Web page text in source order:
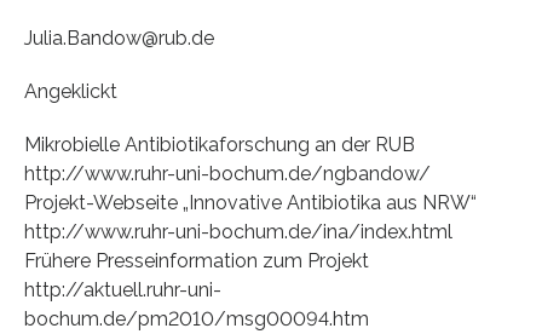
Julia.Bandow@rub.de
Angeklickt
Mikrobielle Antibiotikaforschung an der RUB
http://www.ruhr-uni-bochum.de/ngbandow/
Projekt-Webseite „Innovative Antibiotika aus NRW“
http://www.ruhr-uni-bochum.de/ina/index.html
Frühere Presseinformation zum Projekt
http://aktuell.ruhr-uni-
bochum.de/pm2010/msg00094.htm